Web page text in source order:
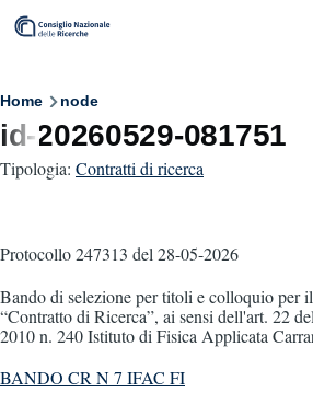
Skip to main content
Breadcrumb
Home node
id-20260529-081751
Tipologia: Contratti di ricerca
Protocollo 247313 del 28-05-2026
Bando di selezione per titoli e colloquio per
“Contratto di Ricerca”, ai sensi dell'art. 22
2010 n. 240 Istituto di Fisica Applicata
BANDO CR N 7 IFAC FI